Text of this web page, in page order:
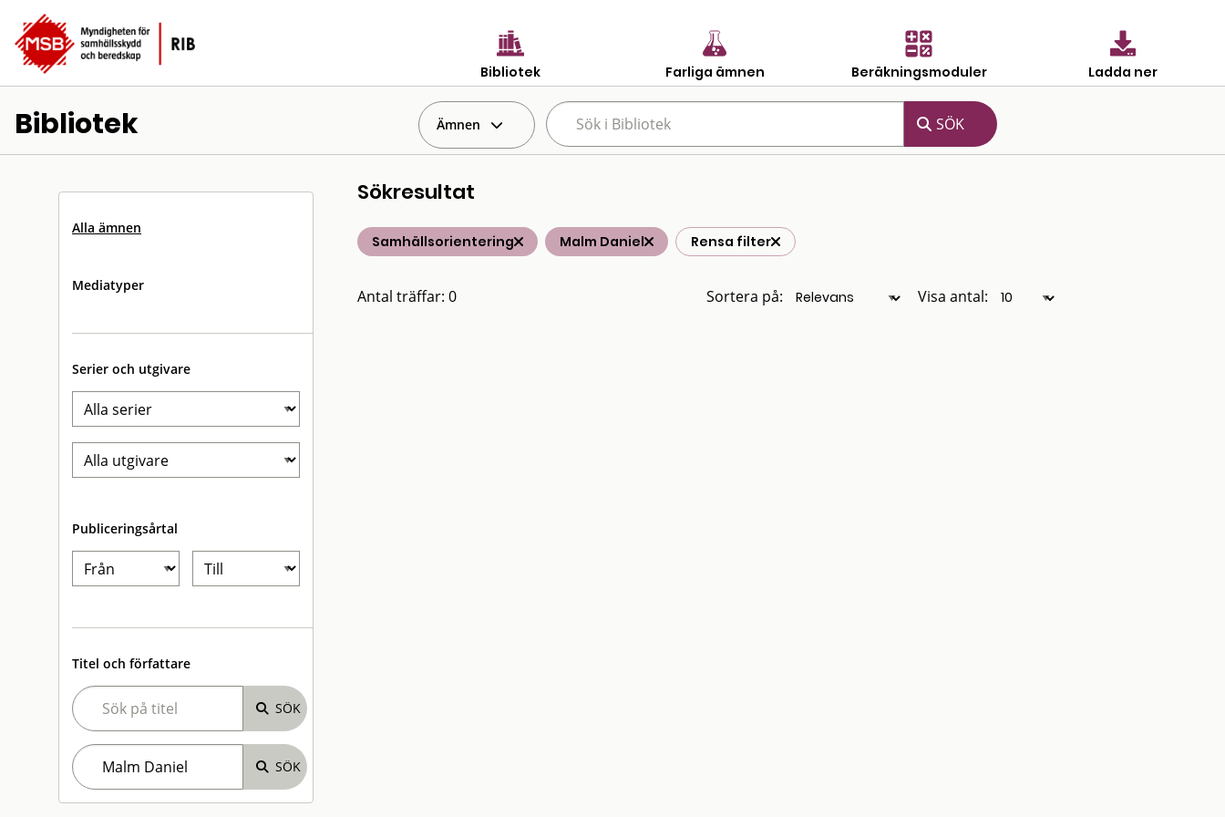
Bibliotek Farliga ämnen Beräkningsmoduler Ladda ner
Bibliotek Ämnen
Alla ämnen
Mediatyper
Serier och utgivare
Publiceringsårtal
Titel och författare
Sökresultat
Samhällsorientering Malm Daniel Rensa filter
Antal träffar: 0 Sortera på: Visa antal: